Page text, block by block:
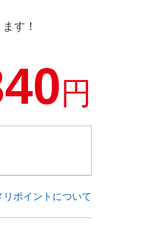
す！
円
リポイントについて